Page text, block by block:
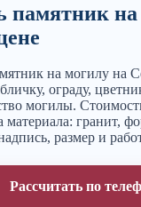
памятник
на могилу на
ограду,
могилы.
материала: гранит,
размер и
Рассчитать по